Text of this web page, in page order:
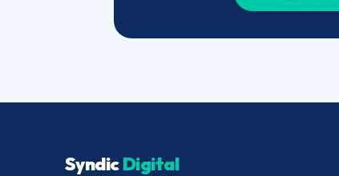
SyndicDigital